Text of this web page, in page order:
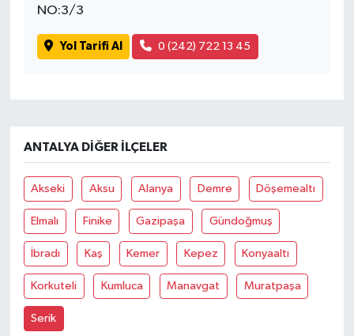
NO:3/3
Yol Tarifi Al 0 (242) 722 13 45
ANTALYA DIĞER İLÇELER
Akseki Aksu Alanya Demre Döşemealtı
Elmalı Finike Gazipaşa Gündoğmuş
İbradı Kaş Kemer Kepez Konyaaltı
Korkuteli Kumluca Manavgat Muratpaşa
Serik